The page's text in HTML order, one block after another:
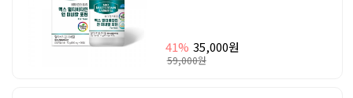
41% 35,000원
59,000원